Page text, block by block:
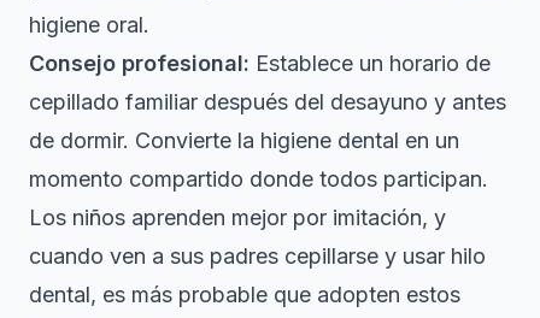
higiene oral.
Consejo profesional: Establece un horario de
cepillado familiar después del desayuno y antes
de dormir. Convierte la higiene dental en un
momento compartido donde todos participan.
Los niños aprenden mejor por imitación, y
cuando ven a sus padres cepillarse y usar hilo
dental, es más probable que adopten estos